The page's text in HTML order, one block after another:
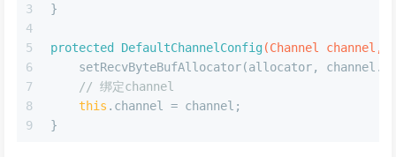
3
4
5
6
7
8
9
}
protected DefaultChannelConfig(Channel channel,
setRecvByteBufAllocator(allocator,
// 绑定channel
this .channel = channel;
}